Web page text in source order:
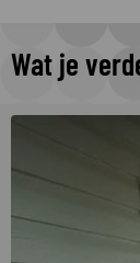
Wat je